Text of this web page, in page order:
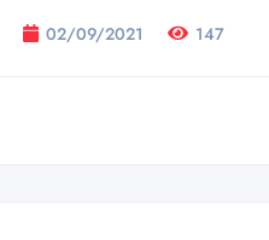
02/09/2021 147